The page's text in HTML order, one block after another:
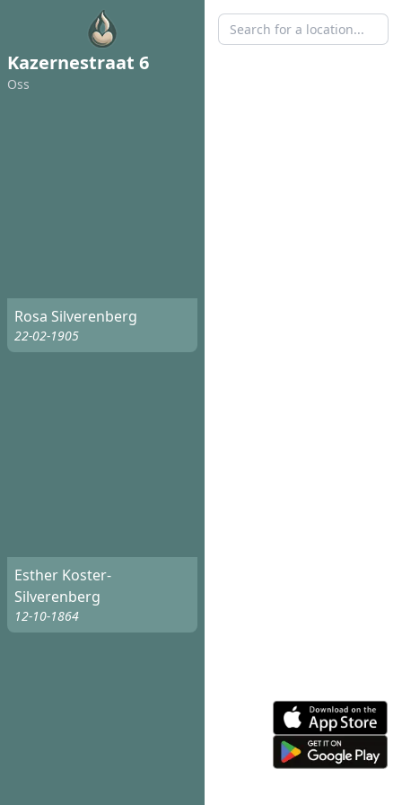
Kazernestraat 6
Oss
Rosa Silverenberg
22-02-1905
Esther Koster-
Silverenberg
12-10-1864